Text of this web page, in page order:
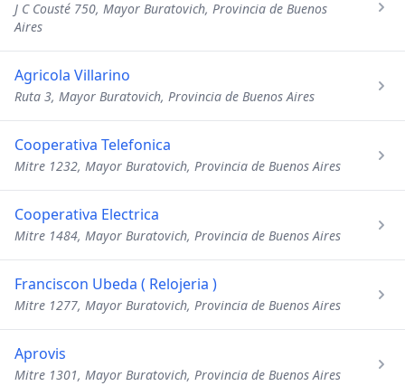
J C Cousté 750, Mayor Buratovich, Provincia de Buenos
Aires
Agricola Villarino
Ruta 3, Mayor Buratovich, Provincia de Buenos Aires
Cooperativa Telefonica
Mitre 1232, Mayor Buratovich, Provincia de Buenos Aires
Cooperativa Electrica
Mitre 1484, Mayor Buratovich, Provincia de Buenos Aires
Franciscon Ubeda ( Relojeria )
Mitre 1277, Mayor Buratovich, Provincia de Buenos Aires
Aprovis
Mitre 1301, Mayor Buratovich, Provincia de Buenos Aires